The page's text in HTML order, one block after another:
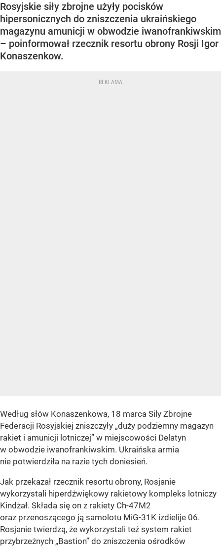
Rosyjskie siły zbrojne użyły pocisków
hipersonicznych do zniszczenia ukraińskiego
magazynu amunicji w obwodzie iwanofrankiwskim
– poinformował rzecznik resortu obrony Rosji Igor
Konaszenkow.
Według słów Konaszenkowa, 18 marca Sily Zbrojne
Federacji Rosyjskiej zniszczyły „duży podziemny magazyn
rakiet i amunicji lotniczej” w miejscowości Delatyn
w obwodzie iwanofrankiwskim. Ukraińska armia
nie potwierdziła na razie tych doniesień.
Jak przekazał rzecznik resortu obrony, Rosjanie
wykorzystali hiperdźwiękowy rakietowy kompleks lotniczy
Kindżał. Składa się on z rakiety Ch-47M2
oraz przenoszącego ją samolotu MiG-31K izdielije 06.
Rosjanie twierdzą, że wykorzystali też system rakiet
przybrzeżnych „Bastion” do zniszczenia ośrodków